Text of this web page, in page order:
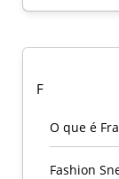
F
O que é
Fashion